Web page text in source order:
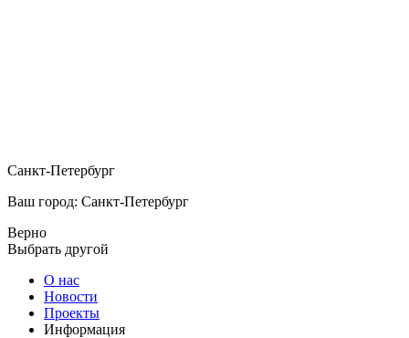
Санкт-Петербург
Ваш город: Санкт-Петербург
Верно
Выбрать другой
О нас
Новости
Проекты
Информация